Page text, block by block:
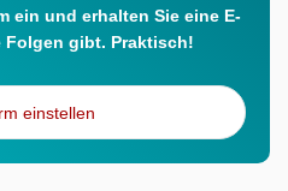
ein und erhalten Sie eine E-
Folgen gibt. Praktisch!
einstellen